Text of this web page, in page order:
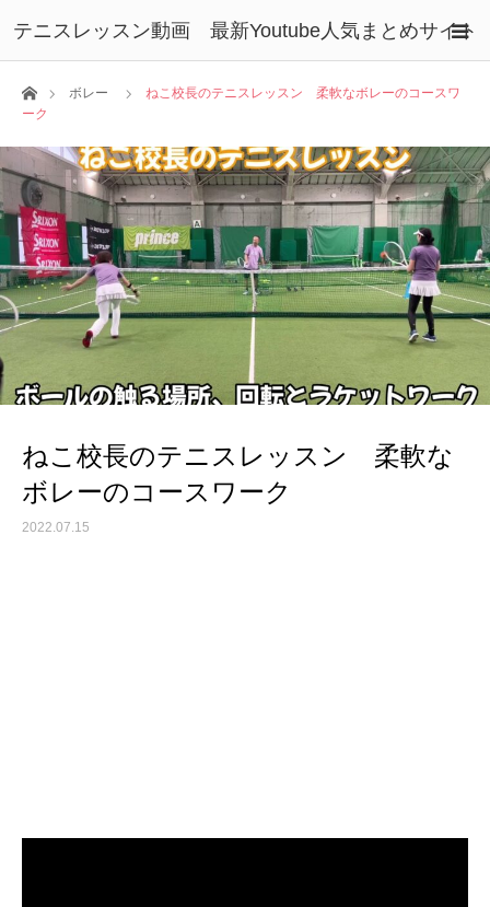
テニスレッスン動画 最新Youtube人気まとめサイト
ホームボレー
ねこ校長のテニスレッスン 柔軟なボレーのコースワ
ーク
ねこ校長のテニスレッスン 柔軟な
ボレーのコースワーク
2022.07.15